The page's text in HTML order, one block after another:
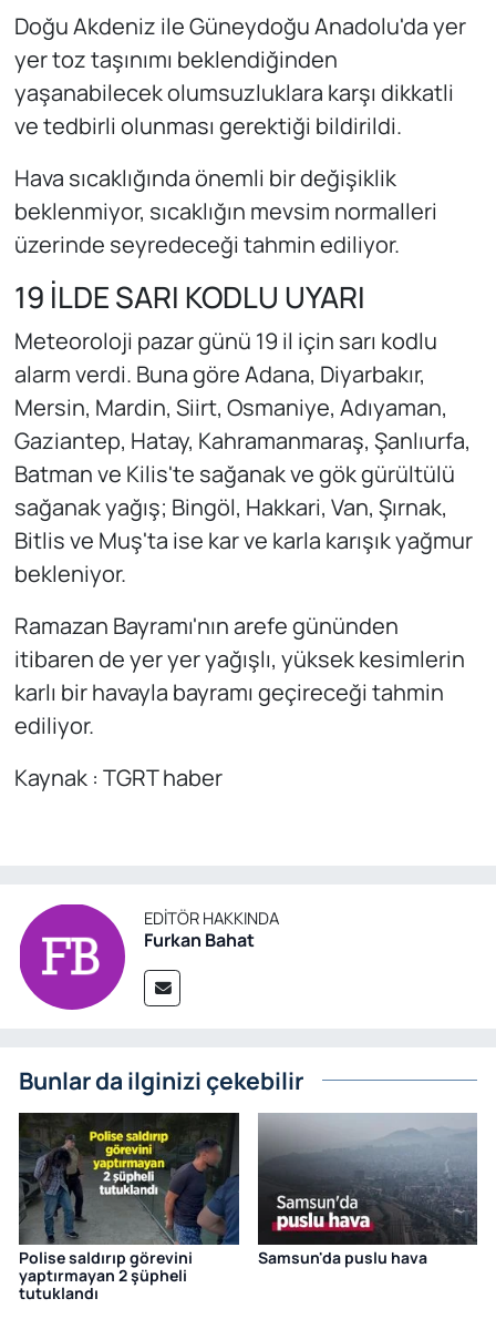
Doğu Akdeniz ile Güneydoğu Anadolu'da yer
yer toz taşınımı beklendiğinden
yaşanabilecek olumsuzluklara karşı dikkatli
ve tedbirli olunması gerektiği bildirildi.
Hava sıcaklığında önemli bir değişiklik
beklenmiyor, sıcaklığın mevsim normalleri
üzerinde seyredeceği tahmin ediliyor.
19 İLDE SARI KODLU UYARI
Meteoroloji pazar günü 19 il için sarı kodlu
alarm verdi. Buna göre Adana, Diyarbakır,
Mersin, Mardin, Siirt, Osmaniye, Adıyaman,
Gaziantep, Hatay, Kahramanmaraş, Şanlıurfa,
Batman ve Kilis'te sağanak ve gök gürültülü
sağanak yağış; Bingöl, Hakkari, Van, Şırnak,
Bitlis ve Muş'ta ise kar ve karla karışık yağmur
bekleniyor.
Ramazan Bayramı'nın arefe gününden
itibaren de yer yer yağışlı, yüksek kesimlerin
karlı bir havayla bayramı geçireceği tahmin
ediliyor.
Kaynak : TGRT haber
EDITÖR HAKKINDA
Furkan Bahat
Bunlar da ilginizi çekebilir
Polise saldırıp görevini
yaptırmayan 2 şüpheli
tutuklandı
Samsun'da puslu hava